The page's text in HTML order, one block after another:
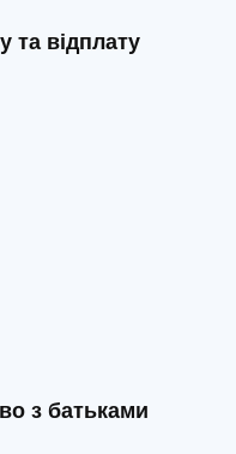
та відплату
з батьками